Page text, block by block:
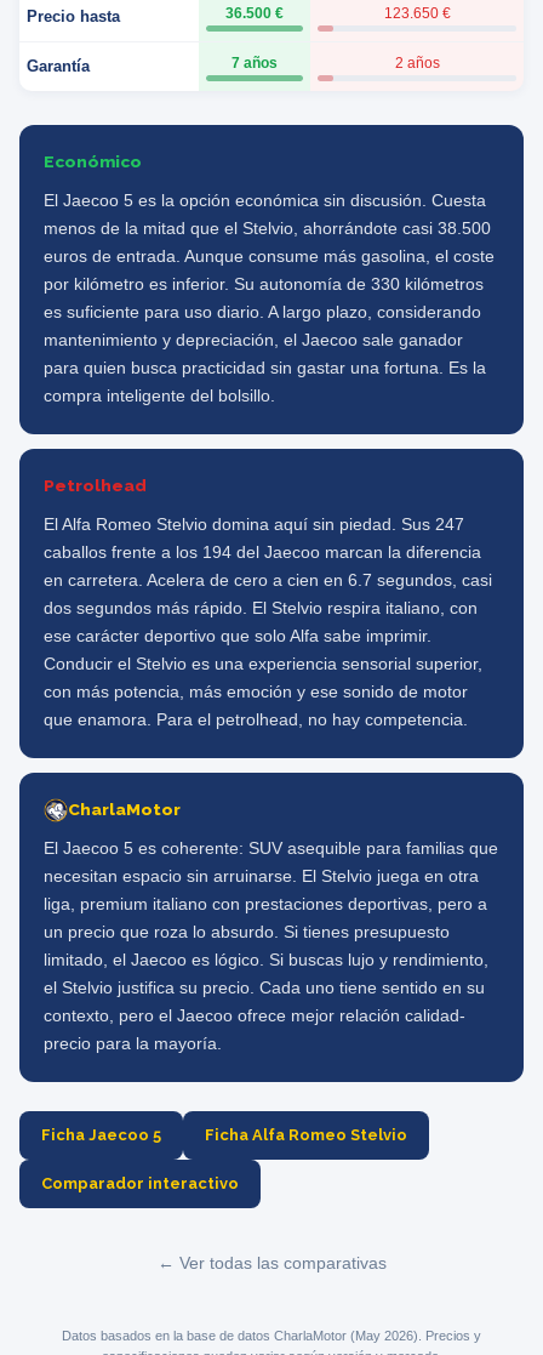
Precio hasta 36.500 € 123.650 €
Garantía 7 años 2 años
Económico
El Jaecoo 5 es la opción económica sin discusión. Cuesta
menos de la mitad que el Stelvio, ahorrándote casi 38.500
euros de entrada. Aunque consume más gasolina, el coste
por kilómetro es inferior. Su autonomía de 330 kilómetros
es suficiente para uso diario. A largo plazo, considerando
mantenimiento y depreciación, el Jaecoo sale ganador
para quien busca practicidad sin gastar una fortuna. Es la
compra inteligente del bolsillo.
Petrolhead
El Alfa Romeo Stelvio domina aquí sin piedad. Sus 247
caballos frente a los 194 del Jaecoo marcan la diferencia
en carretera. Acelera de cero a cien en 6.7 segundos, casi
dos segundos más rápido. El Stelvio respira italiano, con
ese carácter deportivo que solo Alfa sabe imprimir.
Conducir el Stelvio es una experiencia sensorial superior,
con más potencia, más emoción y ese sonido de motor
que enamora. Para el petrolhead, no hay competencia.
CharlaMotor
El Jaecoo 5 es coherente: SUV asequible para familias que
necesitan espacio sin arruinarse. El Stelvio juega en otra
liga, premium italiano con prestaciones deportivas, pero a
un precio que roza lo absurdo. Si tienes presupuesto
limitado, el Jaecoo es lógico. Si buscas lujo y rendimiento,
el Stelvio justifica su precio. Cada uno tiene sentido en su
contexto, pero el Jaecoo ofrece mejor relación calidad-
precio para la mayoría.
Ficha Jaecoo 5 Ficha Alfa Romeo Stelvio
Comparador interactivo
← Ver todas las comparativas
Datos basados en la base de datos CharlaMotor (May 2026). Precios y